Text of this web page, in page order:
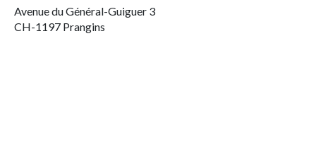
Avenue du Général-Guiguer 3
CH-1197 Prangins